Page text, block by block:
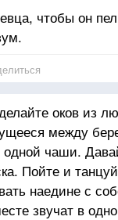
чтобы он
оков из
между
одной чаши.
Пойте и
наедине с
звучат в